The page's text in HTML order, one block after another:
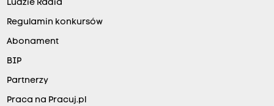
Ludzie Radia
Regulamin konkursów
Abonament
BIP
Partnerzy
Praca na Pracuj.pl